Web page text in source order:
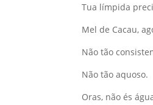
Tua límpida
Mel de Cacau,
Não tão
Não tão aquoso.
Oras, não és